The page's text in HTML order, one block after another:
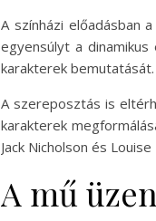
A színházi előadásban
egyensúlyt a
karakterek
A szereposztás is
karakterek
Jack Nicholson és
A mű